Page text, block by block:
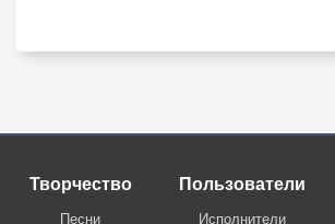
Творчество
Песни
Пользователи
Исполнители